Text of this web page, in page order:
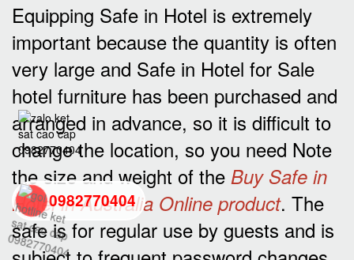
Equipping Safe in Hotel is extremely
important because the quantity is often
very large and Safe in Hotel for Sale
hotel furniture has been purchased and
arranged in advance, so it is difficult to
change the location, so you need Note
the size and weight of the Buy Safe in
Hotel in Australia Online product. The
safe is for regular use by guests and is
0982770404